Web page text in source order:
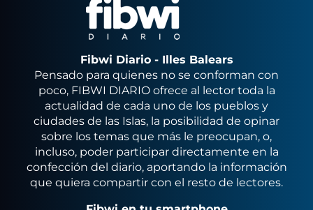
Fibwi Diario - Illes Balears
Pensado para quienes no se conforman con
poco, FIBWI DIARIO ofrece al lector toda la
actualidad de cada uno de los pueblos y
ciudades de las Islas, la posibilidad de opinar
sobre los temas que más le preocupan, o,
incluso, poder participar directamente en la
confección del diario, aportando la información
que quiera compartir con el resto de lectores.